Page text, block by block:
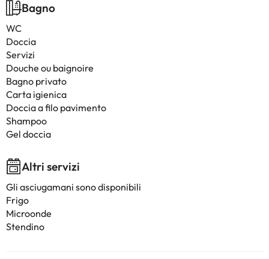
Bagno
WC
Doccia
Servizi
Douche ou baignoire
Bagno privato
Carta igienica
Doccia a filo pavimento
Shampoo
Gel doccia
Altri servizi
Gli asciugamani sono disponibili
Frigo
Microonde
Stendino